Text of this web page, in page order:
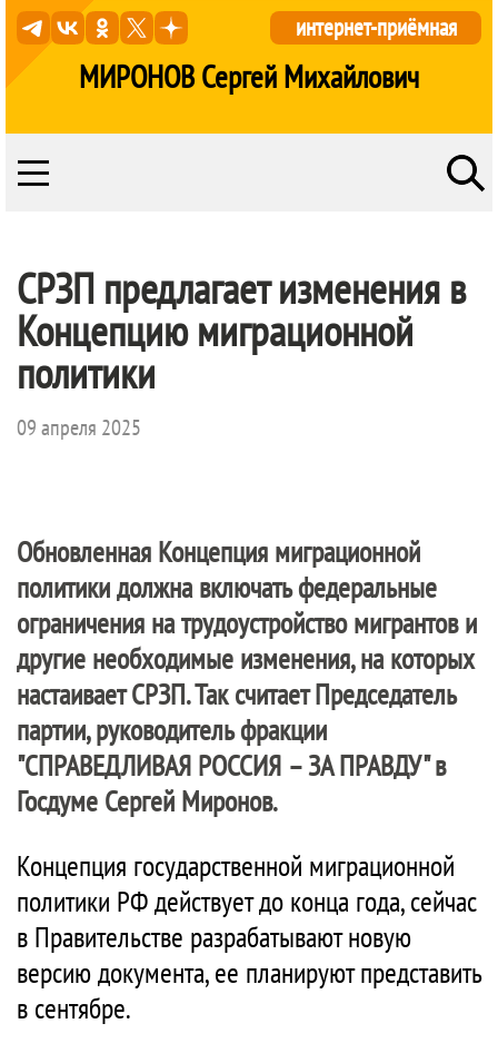
МИРОНОВ Сергей Михайлович
интернет-приёмная
СРЗП предлагает изменения в
Концепцию миграционной
политики
09 апреля 2025
Обновленная Концепция миграционной
политики должна включать федеральные
ограничения на трудоустройство мигрантов и
другие необходимые изменения, на которых
настаивает СРЗП. Так считает Председатель
партии, руководитель фракции
"СПРАВЕДЛИВАЯ РОССИЯ – ЗА ПРАВДУ" в
Госдуме Сергей Миронов.
Концепция государственной миграционной
политики РФ действует до конца года, сейчас
в Правительстве разрабатывают новую
версию документа, ее планируют представить
в сентябре.